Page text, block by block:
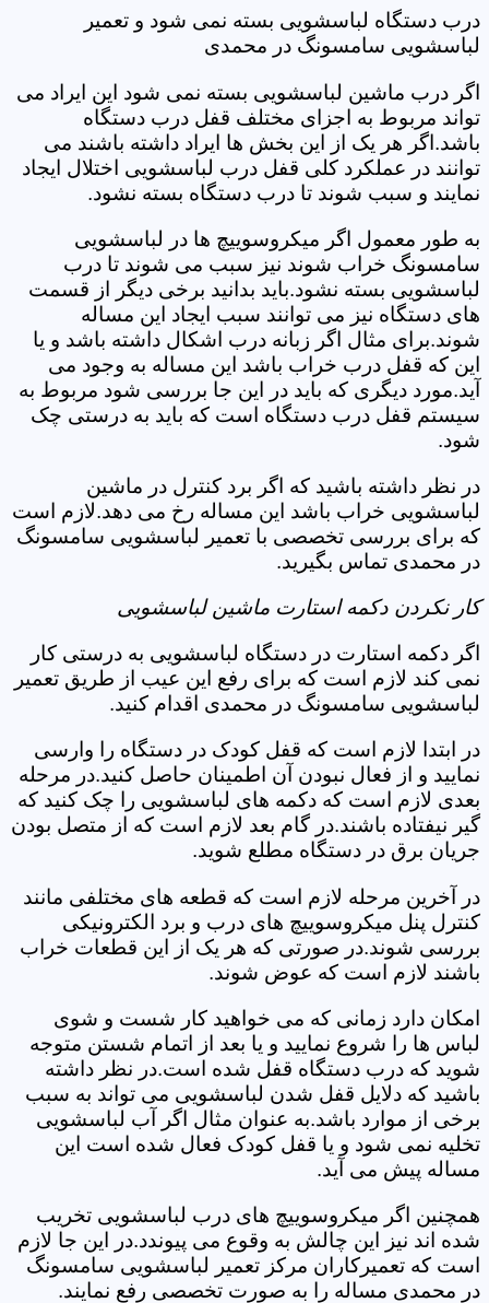
درب دستگاه لباسشویی بسته نمی شود و تعمیر
لباسشویی سامسونگ در محمدی
اگر درب ماشین لباسشویی بسته نمی شود این ایراد می
تواند مربوط به اجزای مختلف قفل درب دستگاه
باشد.اگر هر یک از این بخش ها ایراد داشته باشند می
توانند در عملکرد کلی قفل درب لباسشویی اختلال ایجاد
نمایند و سبب شوند تا درب دستگاه بسته نشود.
به طور معمول اگر میکروسوییچ ها در لباسشویی
سامسونگ خراب شوند نیز سبب می شوند تا درب
لباسشویی بسته نشود.باید بدانید برخی دیگر از قسمت
های دستگاه نیز می توانند سبب ایجاد این مساله
شوند.برای مثال اگر زبانه درب اشکال داشته باشد و یا
این که قفل درب خراب باشد این مساله به وجود می
آید.مورد دیگری که باید در این جا بررسی شود مربوط به
سیستم قفل درب دستگاه است که باید به درستی چک
شود.
در نظر داشته باشید که اگر برد کنترل در ماشین
لباسشویی خراب باشد این مساله رخ می دهد.لازم است
که برای بررسی تخصصی با تعمیر لباسشویی سامسونگ
در محمدی تماس بگیرید.
کار نکردن دکمه استارت ماشین لباسشویی
اگر دکمه استارت در دستگاه لباسشویی به درستی کار
نمی کند لازم است که برای رفع این عیب از طریق تعمیر
لباسشویی سامسونگ در محمدی اقدام کنید.
در ابتدا لازم است که قفل کودک در دستگاه را وارسی
نمایید و از فعال نبودن آن اطمینان حاصل کنید.در مرحله
بعدی لازم است که دکمه های لباسشویی را چک کنید که
گیر نیفتاده باشند.در گام بعد لازم است که از متصل بودن
جریان برق در دستگاه مطلع شوید.
در آخرین مرحله لازم است که قطعه های مختلفی مانند
کنترل پنل میکروسوییچ های درب و برد الکترونیکی
بررسی شوند.در صورتی که هر یک از این قطعات خراب
باشند لازم است که عوض شوند.
امکان دارد زمانی که می خواهید کار شست و شوی
لباس ها را شروع نمایید و یا بعد از اتمام شستن متوجه
شوید که درب دستگاه قفل شده است.در نظر داشته
باشید که دلایل قفل شدن لباسشویی می تواند به سبب
برخی از موارد باشد.به عنوان مثال اگر آب لباسشویی
تخلیه نمی شود و یا قفل کودک فعال شده است این
مساله پیش می آید.
همچنین اگر میکروسوییچ های درب لباسشویی تخریب
شده اند نیز این چالش به وقوع می پیوندد.در این جا لازم
است که تعمیرکاران مرکز تعمیر لباسشویی سامسونگ
در محمدی مساله را به صورت تخصصی رفع نمایند.